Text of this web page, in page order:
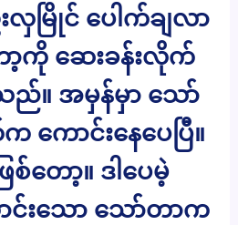
မြိုင် ပေါက်ချလာ
ာ့ကို ဆေးခန်းလိုက်
သည်။ အမှန်မှာ သော်
ကောင်းနေပေပြီ။
တော့။ ဒါပေမဲ့
င်းသော သော်တာက